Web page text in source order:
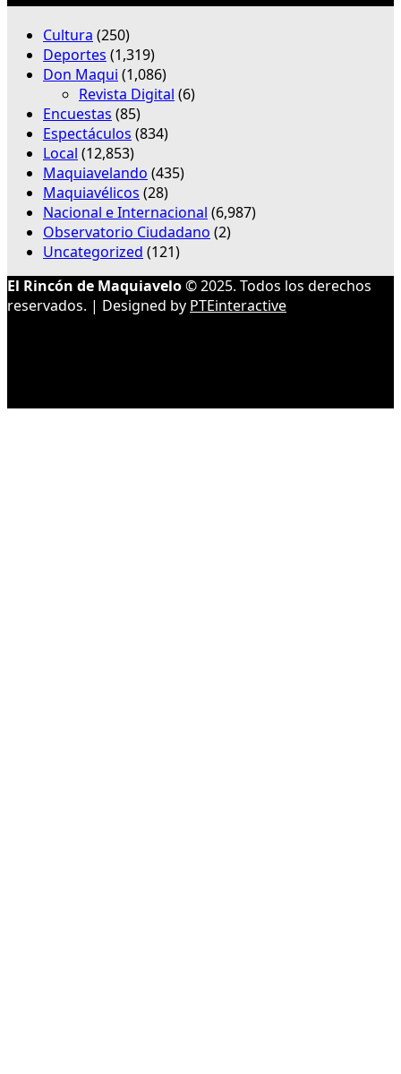
Cultura (250)
Deportes (1,319)
Don Maqui (1,086)
Revista Digital (6)
Encuestas (85)
Espectáculos (834)
Local (12,853)
Maquiavelando (435)
Maquiavélicos (28)
Nacional e Internacional (6,987)
Observatorio Ciudadano (2)
Uncategorized (121)
El Rincón de Maquiavelo© 2025. Todos los derechos
reservados. | Designed by PTEinteractive